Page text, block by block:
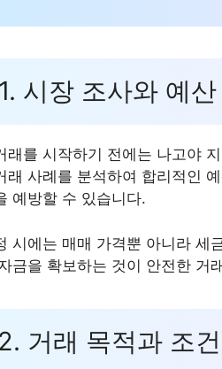
시장 조사와 예산
래를 시작하기 전에는 나고야
래 사례를 분석하여 합리적인
예방할 수 있습니다.
시에는 매매 가격뿐 아니라 세
금을 확보하는 것이 안전한 거
거래 목적과 조